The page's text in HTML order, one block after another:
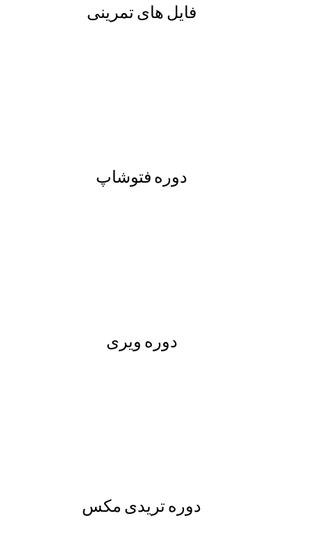
فایل های تمرینی
دوره فتوشاپ
دوره ویری
دوره تریدی مکس